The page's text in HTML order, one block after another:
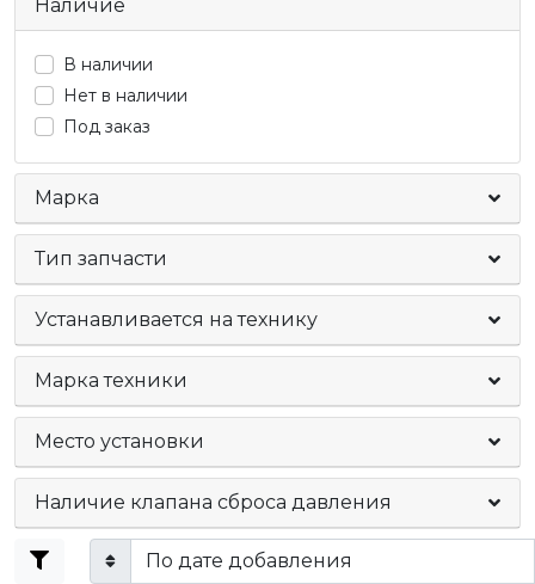
Наличие
В наличии
Нет в наличии
Под заказ
Марка
Тип запчасти
Устанавливается на технику
Марка техники
Место установки
Наличие клапана сброса давления